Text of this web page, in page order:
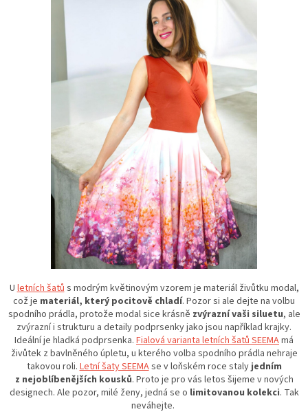
Uletních šatůs modrým květinovým vzorem je materiál živůtku modal,
což je materiál, který pocitově chladí. Pozor si ale dejte na volbu
spodního prádla, protože modal sice krásně zvýrazní vaši siluetu, ale
zvýrazní i strukturu a detaily podprsenky jako jsou například krajky.
Ideální je hladká podprsenka. Fialová varianta letních šatů SEEMAmá
živůtek z bavlněného úpletu, u kterého volba spodního prádla nehraje
takovou roli.Letní šaty SEEMAse v loňském roce stalyjedním
z nejoblíbenějších kousků. Proto je pro vás letos šijeme v nových
designech. Ale pozor, milé ženy, jedná se o limitovanou kolekci. Tak
neváhejte.